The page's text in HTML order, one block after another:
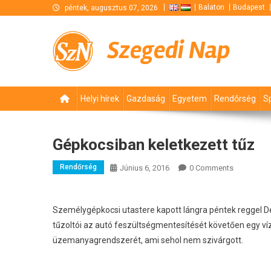
péntek, augusztus 07, 2026 Balaton Budapest
Szegedi Nap
Helyi hírek Gazdaság Egyetem Rendőrség
Gépkocsiban keletkezett tűz
Rendőrség Június 6, 2016 0 Comments
Személygépkocsi utastere kapott lángra péntek reggel
tűzoltói az autó feszültségmentesítését követően egy
üzemanyagrendszerét, ami sehol nem szivárgott.